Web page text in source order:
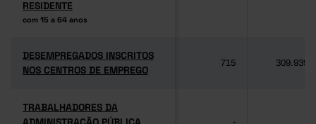
RESIDENTE
com 15 a 64 anos
RESIDENTE
com 15 a 64 anos
DESEMPREGADOS INSCRITOS
NOS CENTROS DE EMPREGO
DESEMPREGADOS INSCRITOS
NOS CENTROS DE EMPREGO
715 309.939
TRABALHADORES DA
TRABALHADORES DA
-